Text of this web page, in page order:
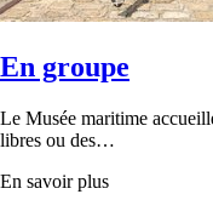
En groupe
Le Musée maritime
libres ou des…
En savoir plus